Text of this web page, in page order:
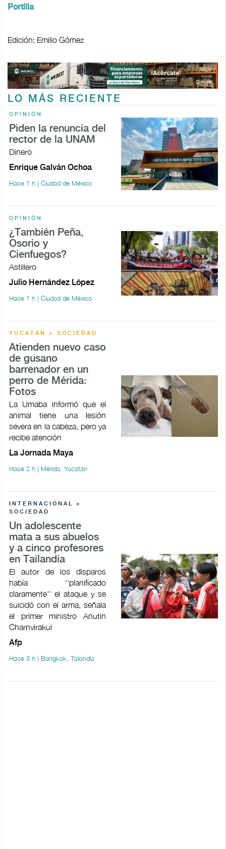
Portilla
Edición: Emilio Gómez
LO MÁS RECIENTE
OPINIÓN
Piden la renuncia del
rector de la UNAM
Dinero
Enrique Galván Ochoa
Hace 1 h | Ciudad de México
OPINIÓN
¿También Peña,
Osorio y
Cienfuegos?
Astillero
Julio Hernández López
Hace 1 h | Ciudad de México
YUCATÁN > SOCIEDAD
Atienden nuevo caso
de gusano
barrenador en un
perro de Mérida:
Fotos
La Umaba informó que el
animal tiene una lesión
severa en la cabeza, pero ya
recibe atención
La Jornada Maya
Hace 2 h | Mérida, Yucatán
INTERNACIONAL >
SOCIEDAD
Un adolescente
mata a sus abuelos
y a cinco profesores
en Tailandia
El autor de los disparos
había ''planificado
claramente'' el ataque y se
suicidó con el arma, señala
el primer ministro Anutin
Charnvirakul
Afp
Hace 3 h | Bangkok, Tailandia